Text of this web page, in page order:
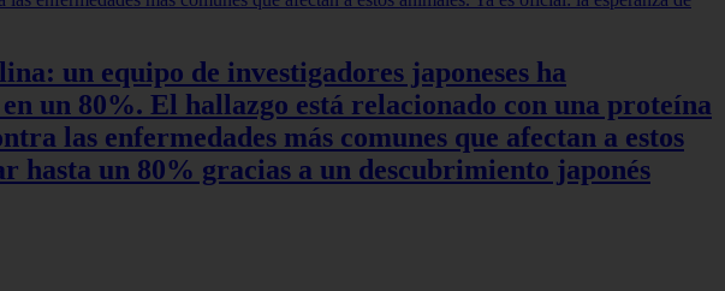
un equipo de investigadores japoneses ha
un 80%. El hallazgo está relacionado con una proteína
las enfermedades más comunes que afectan a estos
hasta un 80% gracias a un descubrimiento japonés